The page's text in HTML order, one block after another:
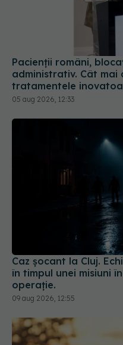
Pacienții români,
administrativ. Cât mai
tratamentele
Europa
05 aug 2026, 12:33
Caz șocant la Cluj.
în timpul unei misiuni
operație.
09 aug 2026, 12:55